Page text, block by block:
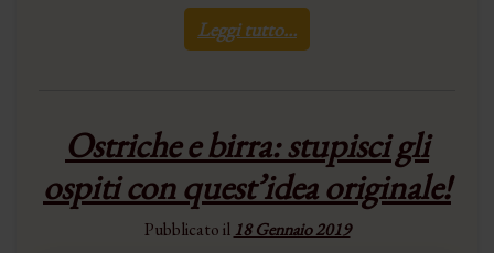
Leggi tutto…
Ostriche e birra: stupisci gli
ospiti con quest’idea originale!
Pubblicato il 18 Gennaio 2019